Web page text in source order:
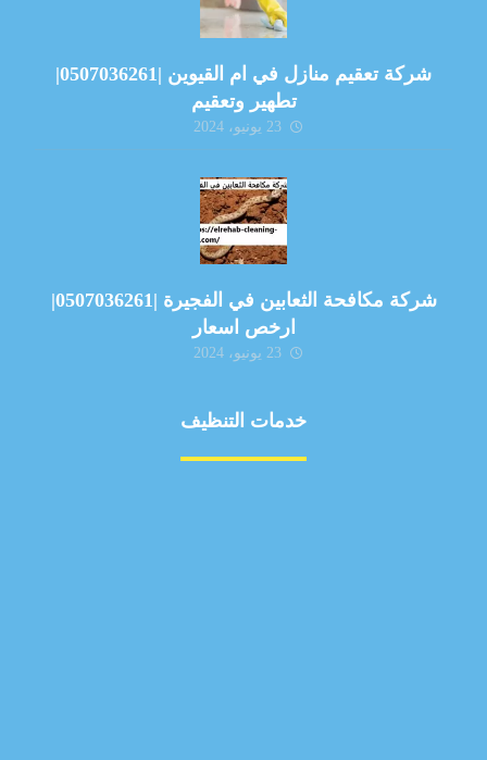
شركة تعقيم منازل في ام القيوين |0507036261|
تطهير وتعقيم
23 يونيو، 2024
شركة مكافحة الثعابين في الفجيرة |0507036261|
ارخص اسعار
23 يونيو، 2024
خدمات التنظيف